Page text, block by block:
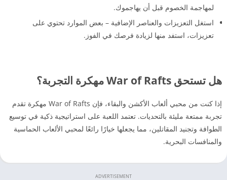
لمهاجمة الخصوم قبل أن يهاجموك.
استغل التعزيزات والعناصر الإضافية – بعض الموارد تحتوي على
تعزيزات، استفد منها لزيادة فرصك في الفوز.
هل تستحق War of Rafts مهكرة التجربة؟
إذا كنت من محبي ألعاب الأكشن والبقاء، فإن War of Rafts مهكرة تقدم
تجربة ممتعة مليئة بالتحديات. تعتمد اللعبة على استراتيجية ذكية في توسيع
الطوافة وتجنيد المقاتلين، مما يجعلها خيارًا رائعًا لمحبي الألعاب الحماسية
والمنافسات البحرية.
ADVERTISEMENT